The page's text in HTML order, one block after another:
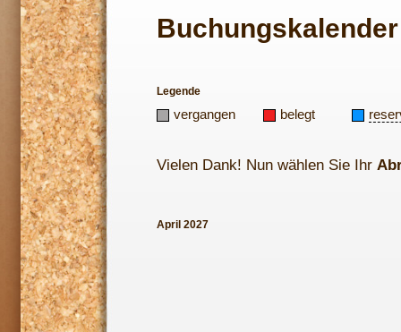
Buchungskalender
Legende
vergangen belegt
Vielen Dank! Nun wählen Sie Ihr
April 2027